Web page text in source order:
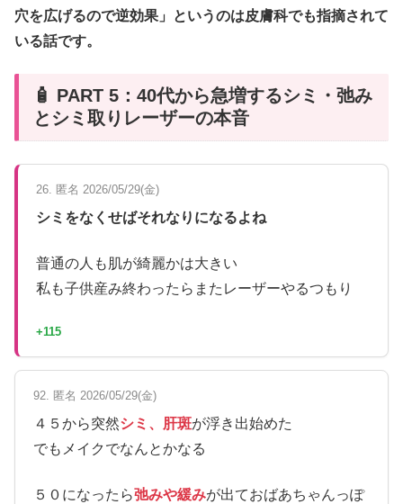
穴を広げるので逆効果」というのは皮膚科でも指摘されて
いる話です。
🧴 PART 5：40代から急増するシミ・弛み
とシミ取りレーザーの本音
26. 匿名 2026/05/29(金)
シミをなくせばそれなりになるよね
普通の人も肌が綺麗かは大きい
私も子供産み終わったらまたレーザーやるつもり
+115
92. 匿名 2026/05/29(金)
４５から突然シミ、肝斑が浮き出始めた
でもメイクでなんとかなる
５０になったら弛みや緩みが出ておばあちゃんっぽ